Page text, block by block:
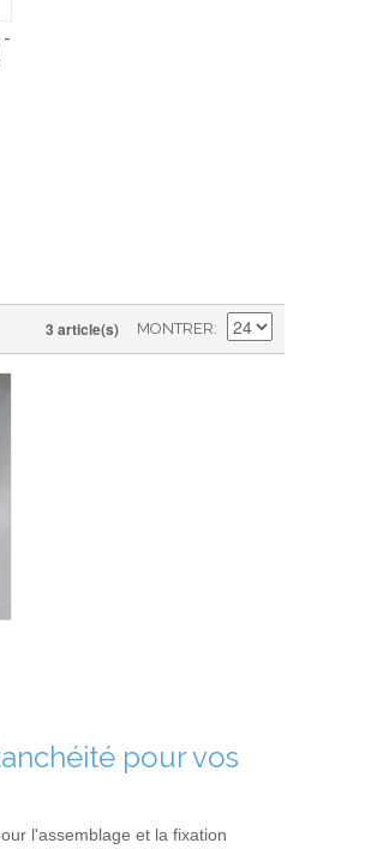
-
3 article(s) MONTRER
pour vos
l'assemblage et la fixation